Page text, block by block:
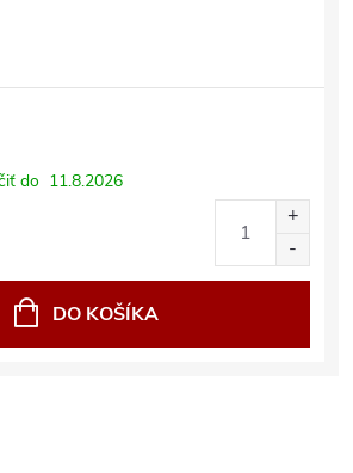
do 11.8.2026
DO KOŠÍKA